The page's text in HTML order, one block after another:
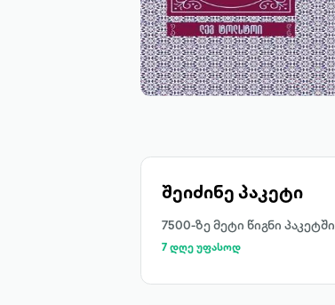
შეიძინე პაკეტი
7500-ზე მეტი წიგნი პაკეტში
7 დღე უფასოდ